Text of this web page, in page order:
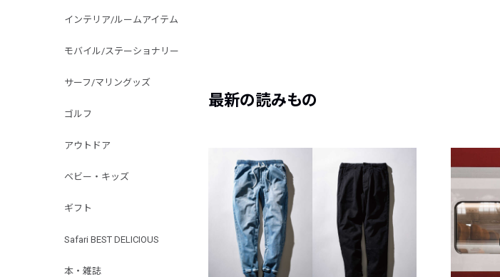
インテリア/ルームアイテム
モバイル/ステーショナリー
サーフ/マリングッズ
ゴルフ
アウトドア
ベビー・キッズ
ギフト
Safari BEST DELICIOUS
本・雑誌
最新の読みもの